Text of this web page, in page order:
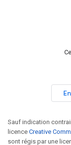
Sauf indication
licence Creative
sont régis par une